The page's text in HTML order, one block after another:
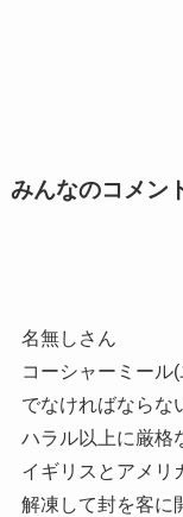
みんなのコメン
名無しさん
コーシャーミール
でなければならな
ハラル以上に厳格
イギリスとアメリ
解凍して封を客に